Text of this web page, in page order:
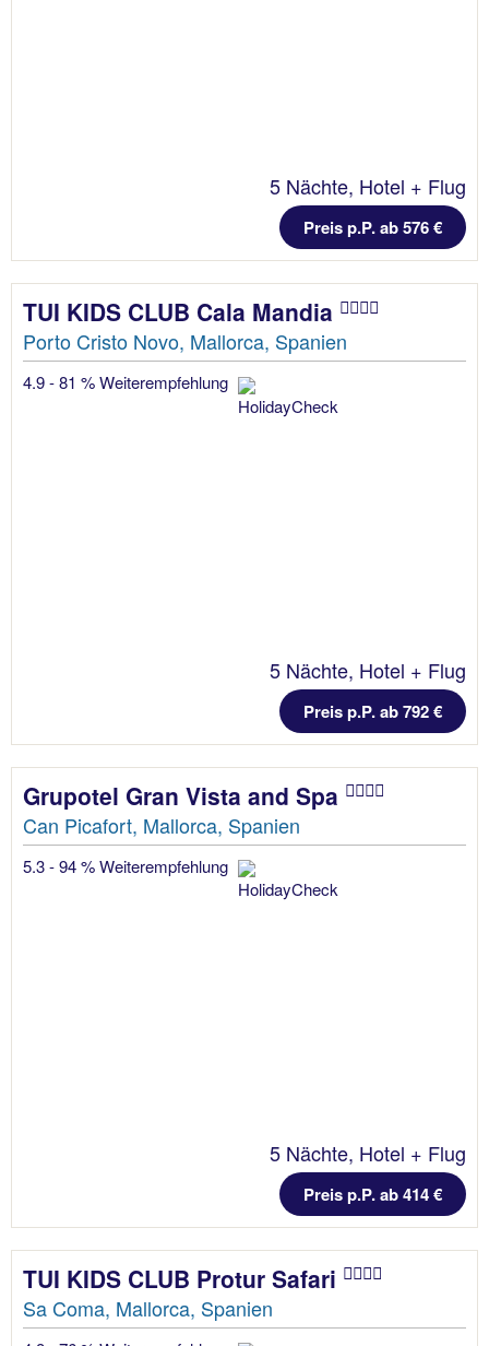
5 Nächte, Hotel + Flug
Preis p.P. ab 576 €
TUI KIDS CLUB Cala Mandia
Porto Cristo Novo, Mallorca, Spanien
4.9 - 81 % Weiterempfehlung
5 Nächte, Hotel + Flug
Preis p.P. ab 792 €
Grupotel Gran Vista and Spa
Can Picafort, Mallorca, Spanien
5.3 - 94 % Weiterempfehlung
5 Nächte, Hotel + Flug
Preis p.P. ab 414 €
TUI KIDS CLUB Protur Safari
Sa Coma, Mallorca, Spanien